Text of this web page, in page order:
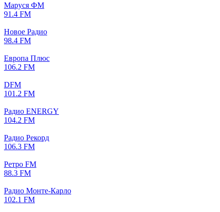
Маруся ФМ
91.4 FM
Новое Радио
98.4 FM
Европа Плюс
106.2 FM
DFM
101.2 FM
Радио ENERGY
104.2 FM
Радио Рекорд
106.3 FM
Ретро FM
88.3 FM
Радио Монте-Карло
102.1 FM